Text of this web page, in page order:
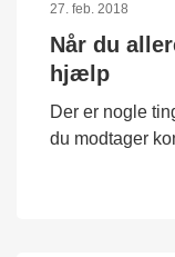
27. feb. 2018
Når du
hjælp
Der er nogle
du modtager